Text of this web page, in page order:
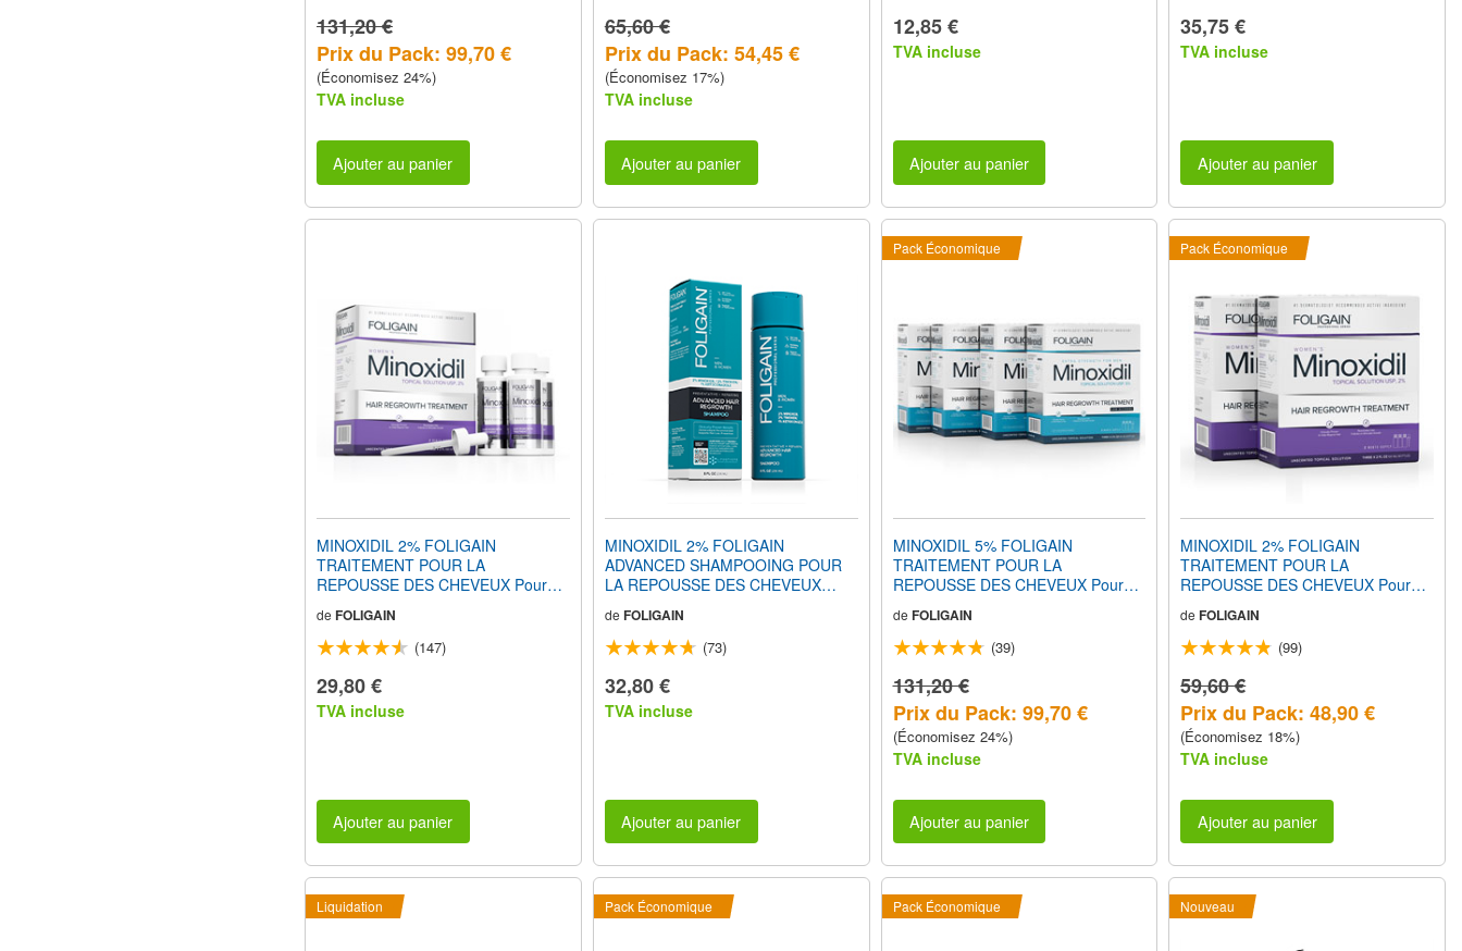
131,20 €
Prix du Pack: 99,70 €
(Économisez 24%)
TVA incluse
Ajouter au panier
65,60 €
Prix du Pack: 54,45 €
(Économisez 17%)
TVA incluse
Ajouter au panier
12,85 €
TVA incluse
Ajouter au panier
35,75 €
TVA incluse
Ajouter au panier
MINOXIDIL 2% FOLIGAIN
TRAITEMENT POUR LA
REPOUSSE DES CHEVEUX Pour
d'Approvisionnement
de FOLIGAIN
(147)
29,80 €
TVA incluse
Ajouter au panier
MINOXIDIL 2% FOLIGAIN
ADVANCED SHAMPOOING POUR
LA REPOUSSE DES CHEVEUX
de FOLIGAIN
(73)
32,80 €
TVA incluse
Ajouter au panier
Pack Économique
MINOXIDIL 5% FOLIGAIN
TRAITEMENT POUR LA
REPOUSSE DES CHEVEUX Pour
(Faiblement Alcoolisée) (24 fl oz)
720ml 12 Mois d'Approvisionnement
de FOLIGAIN
(39)
131,20 €
Prix du Pack: 99,70 €
(Économisez 24%)
TVA incluse
Ajouter au panier
Pack Économique
MINOXIDIL 2% FOLIGAIN
TRAITEMENT POUR LA
REPOUSSE DES CHEVEUX Pour
d'Approvisionnement
de FOLIGAIN
(99)
59,60 €
Prix du Pack: 48,90 €
(Économisez 18%)
TVA incluse
Ajouter au panier
Liquidation Pack Économique Pack Économique Nouveau